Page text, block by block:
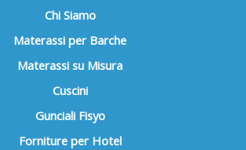
Chi Siamo
Materassi per Barche
Materassi su Misura
Cuscini
Gunciali Fisyo
Forniture per Hotel